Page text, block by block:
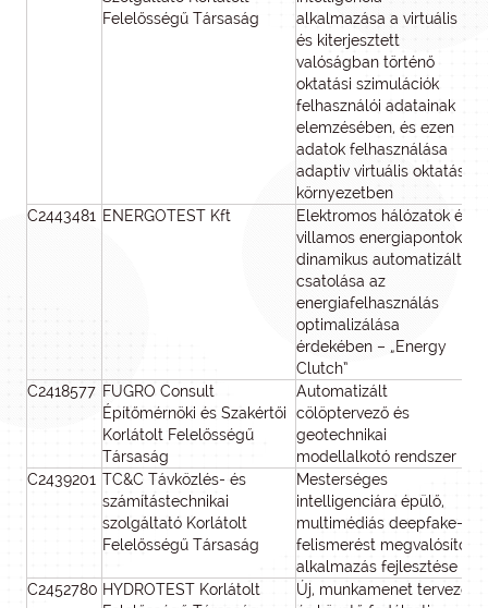
Felelősségű Társaság
alkalmazása a virtuális
és kiterjesztett
valóságban történő
oktatási szimulációk
felhasználói adatainak
elemzésében, és ezen
adatok felhasználása
adaptiv virtuális oktatási
környezetben
C2443481
ENERGOTEST Kft
Elektromos hálózatok és
villamos energiapontok
dinamikus automatizált
csatolása az
energiafelhasználás
optimalizálása
érdekében – „Energy
Clutch”
C2418577 FUGRO Consult
Építőmérnöki és Szakértői
Korlátolt Felelősségű
Társaság
Automatizált
cölöptervező és
geotechnikai
modellalkotó rendszer
C2439201 TC&C Távközlés- és
számítástechnikai
szolgáltató Korlátolt
Felelősségű Társaság
Mesterséges
intelligenciára épülő,
multimédiás deepfake-
felismerést megvalósító
alkalmazás fejlesztése
C2452780 HYDROTEST Korlátolt
Új, munkamenet tervező